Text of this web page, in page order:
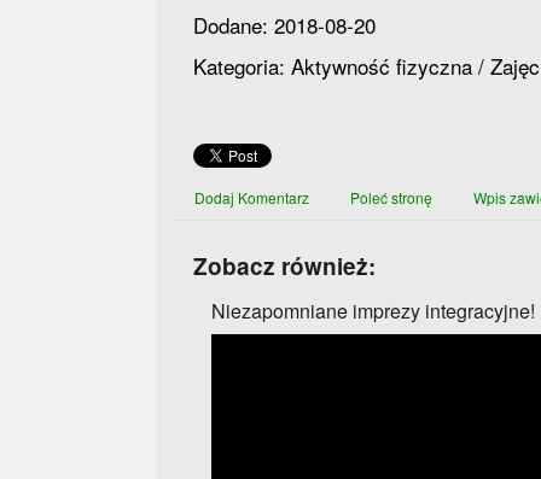
Dodane: 2018-08-20
Kategoria: Aktywność fizyczna /
Dodaj Komentarz Poleć stronę Wpis
Zobacz również:
Niezapomniane imprezy integracyjne!